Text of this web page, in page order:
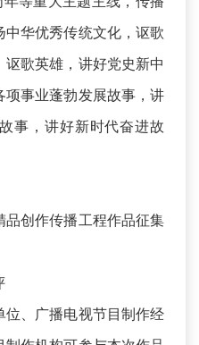
华优秀传统文化，讴歌
歌英雄，讲好党史新中
项事业蓬勃发展故事，讲
事，讲好新时代奋进故
创作传播工程作品征集
、广播电视节目制作经